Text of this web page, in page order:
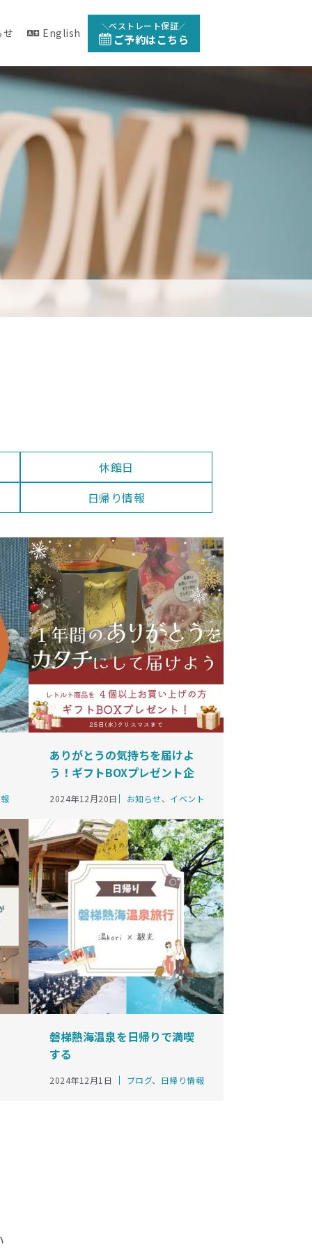
せ English
ベストレート保証
ご予約はこちら
休館日
日帰り情報
ありがとうの気持ちを届けよ
う！ギフトBOXプレゼント企
2024年12月20日
カ
ゴ
リ
ー
お知らせ、 イベント
磐梯熱海温泉を日帰りで満喫
する
2024年12月1日
カ
ブログ、 日帰り情報